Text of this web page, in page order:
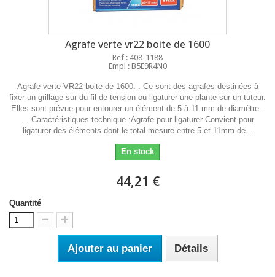
Agrafe verte vr22 boite de 1600
Ref : 408-1188
Empl : B5E9R4N0
Agrafe verte VR22 boite de 1600. . Ce sont des agrafes destinées à
fixer un grillage sur du fil de tension ou ligaturer une plante sur un tuteur.
Elles sont prévue pour entourer un élément de 5 à 11 mm de diamètre..
. . Caractéristiques technique :Agrafe pour ligaturer Convient pour
ligaturer des éléments dont le total mesure entre 5 et 11mm de...
En stock
44,21 €
Quantité
Ajouter au panier Détails